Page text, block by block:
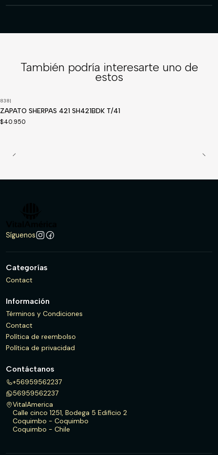
También podría interesarte uno de
estos
838|
ZAPATO SHERPAS 421 SH421BDK T/41
$40.950
Síguenos
Categorías
Contact
Información
Términos y Condiciones
Contact
Política de reembolso
Política de privacidad
Contáctanos
+56959562237
56959562237
VitalAmerica
Calle cinco 1251, Bodega 5 Edificio 2
Coquimbo - Coquimbo
Coquimbo - Chile